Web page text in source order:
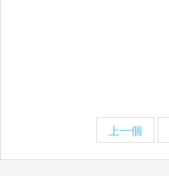
上一個